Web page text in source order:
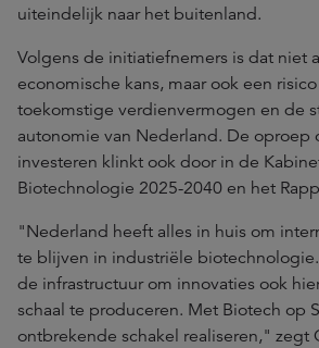
uiteindelijk naar het buitenland.
Volgens de initiatiefnemers is dat niet
economische kans, maar ook een
toekomstige verdienvermogen en de
autonomie van Nederland. De oproep
investeren klinkt ook door in de
Biotechnologie 2025-2040 en het
"Nederland heeft alles in huis om
te blijven in industriële
de infrastructuur om innovaties ook
schaal te produceren. Met Biotech op
ontbrekende schakel realiseren," zegt